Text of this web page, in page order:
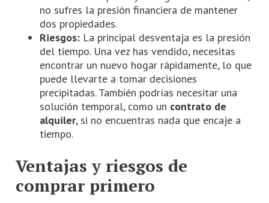
no sufres la presión financiera de mantener
dos propiedades.
Riesgos: La principal desventaja es la presión
del tiempo. Una vez has vendido, necesitas
encontrar un nuevo hogar rápidamente, lo que
puede llevarte a tomar decisiones
precipitadas. También podrías necesitar una
solución temporal, como un contrato de
alquiler, si no encuentras nada que encaje a
tiempo.
Ventajas y riesgos de
comprar primero